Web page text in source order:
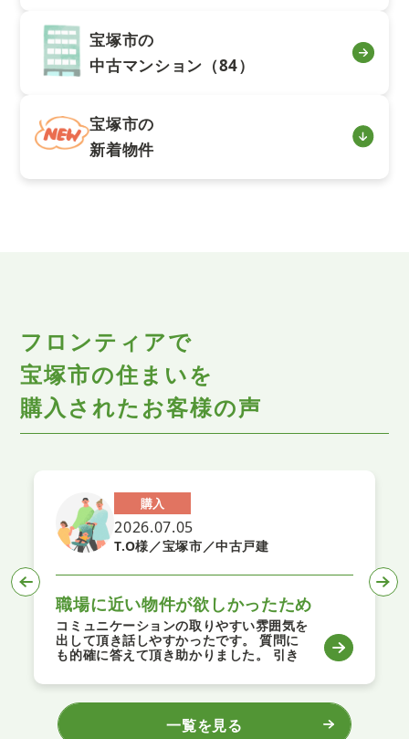
宝塚市の
中古マンション（84）
宝塚市の
新着物件
フロンティアで
宝塚市の住まいを
購入されたお客様の声
購入
2026.07.05
T.N様／宝塚市／中古マンション
定年退職に向けて
良い物件がネットに出てきて、急な電話を
しましたが 担当の仁木さんは、こちらの
欲しい情報を的確に汲んで下さり購入に至
ました。 売主さんとの取次もスムーズに
す。
一覧を見る